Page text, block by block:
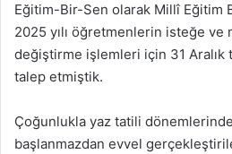
Eğitim-Bir-Sen olarak Millî Eğitim
2025 yılı öğretmenlerin isteğe ve
değiştirme işlemleri için 31 Aralık
talep etmiştik.
Çoğunlukla yaz tatili
başlanmazdan evvel